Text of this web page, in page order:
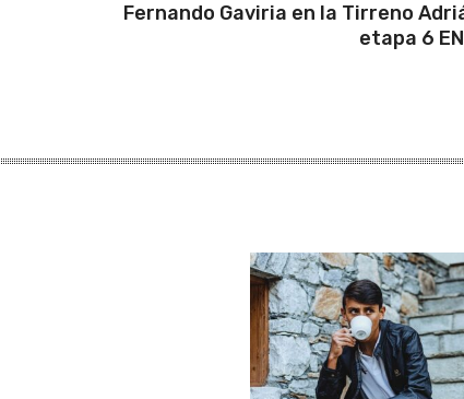
Fernando Gaviria en la Tirreno
etapa 6